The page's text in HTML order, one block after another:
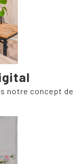
notre concept de